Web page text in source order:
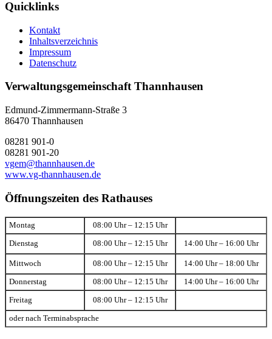
Quicklinks
Kontakt
Inhaltsverzeichnis
Impressum
Datenschutz
Verwaltungsgemeinschaft Thannhausen
Edmund-Zimmermann-Straße 3
86470 Thannhausen
08281 901-0
08281 901-20
vgem@thannhausen.de
www.vg-thannhausen.de
Öffnungszeiten des Rathauses
Montag 08:00 Uhr – 12:15 Uhr
Dienstag 08:00 Uhr – 12:15 Uhr 14:00 Uhr – 16:00 Uhr
Mittwoch 08:00 Uhr – 12:15 Uhr 14:00 Uhr – 18:00 Uhr
Donnerstag 08:00 Uhr – 12:15 Uhr 14:00 Uhr – 16:00 Uhr
Freitag 08:00 Uhr – 12:15 Uhr
oder nach Terminabsprache